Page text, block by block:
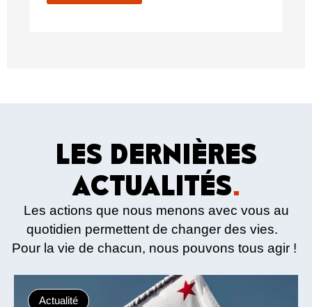
LES DERNIÈRES
ACTUALITÉS.
Les actions que nous menons avec vous au
quotidien permettent de changer des vies.
Pour la vie de chacun, nous pouvons tous agir !
Actualité